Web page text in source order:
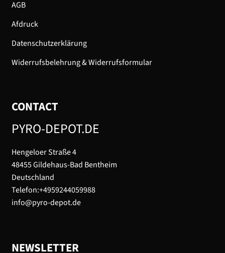
AGB
Afdruck
Datenschutzerklärung
Widerrufsbelehrung & Widerrufsformular
CONTACT
PYRO-DEPOT.DE
Hengeloer Straße 4
48455 Gildehaus-Bad Bentheim
Deutschland
Telefon:+4959244059988
info@pyro-depot.de
NEWSLETTER